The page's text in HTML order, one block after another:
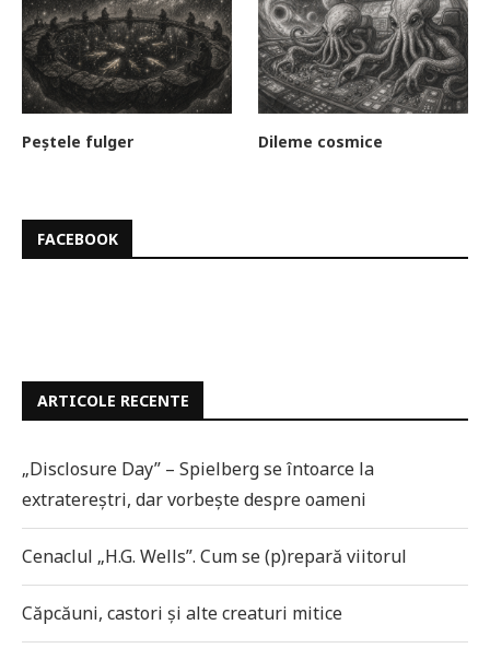
Peștele fulger Dileme cosmice
FACEBOOK
ARTICOLE RECENTE
„Disclosure Day” – Spielberg se întoarce la
extratereștri, dar vorbește despre oameni
Cenaclul „H.G. Wells”. Cum se (p)repară viitorul
Căpcăuni, castori și alte creaturi mitice